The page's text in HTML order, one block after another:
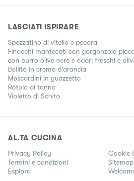
LASCIATI ISPIRARE
Spezzatino di vitello e pecora
Finocchi mantecati con gorgonzola
con burro olive nere e odori freschi e
Bollito in crema d'arancia
Moscardini in guazzetto
Rotolo di tonno
Violetto di Schito
AL.TA CUCINA
Privacy Policy
Cookie
Termini e condizioni
Sitemap
Esplora